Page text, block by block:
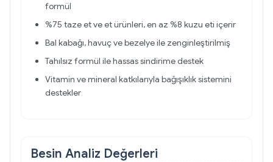
formül
%75 taze et ve et ürünleri, en az %8 kuzu eti içerir
Bal kabağı, havuç ve bezelye ile zenginleştirilmiş
Tahılsız formül ile hassas sindirime destek
Vitamin ve mineral katkılarıyla bağışıklık sistemini
destekler
Besin Analiz Değerleri